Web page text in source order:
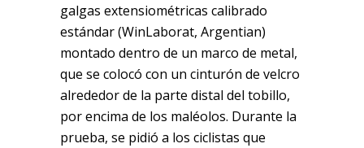
galgas extensiométricas calibrado
estándar (WinLaborat, Argentian)
montado dentro de un marco de metal,
que se colocó con un cinturón de velcro
alrededor de la parte distal del tobillo,
por encima de los maléolos. Durante la
prueba, se pidió a los ciclistas que